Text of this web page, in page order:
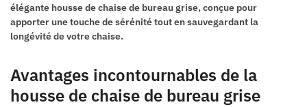
élégante housse de chaise de bureau grise, conçue pour
apporter une touche de sérénité tout en sauvegardant la
longévité de votre chaise.
Avantages incontournables de la
housse de chaise de bureau grise